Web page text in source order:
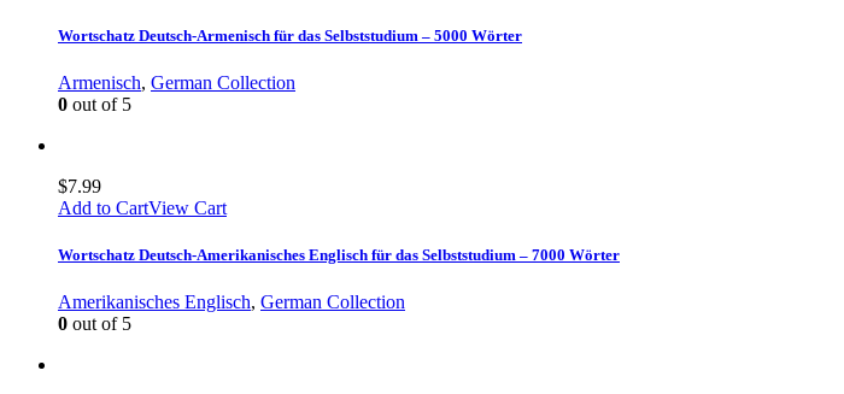
Wortschatz Deutsch-Armenisch für das Selbststudium – 5000 Wörter
Armenisch, German Collection
0 out of 5
$7.99
Add to CartView Cart
Wortschatz Deutsch-Amerikanisches Englisch für das Selbststudium – 7000 Wörter
Amerikanisches Englisch, German Collection
0 out of 5